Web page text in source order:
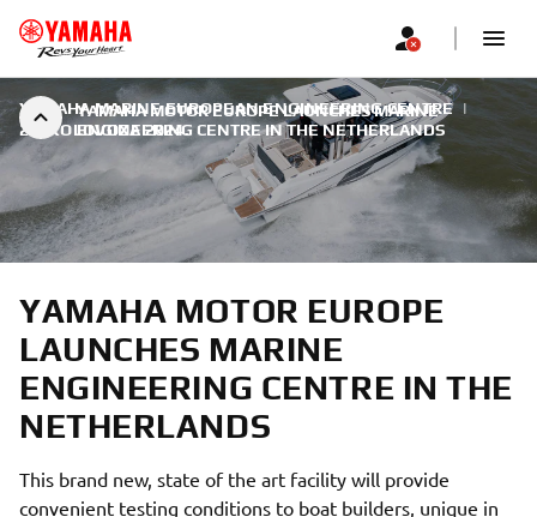
YAMAHA MOTOR EUROPE LAUNCHES MARINE
ENGINEERING CENTRE IN THE NETHERLANDS
YAMAHA MARINE EUROPEAN ENGINEERING CENTRE |
26. KOLOVOZA 2024.
YAMAHA MOTOR EUROPE
LAUNCHES MARINE
ENGINEERING CENTRE IN THE
NETHERLANDS
This brand new, state of the art facility will provide
convenient testing conditions to boat builders, unique in